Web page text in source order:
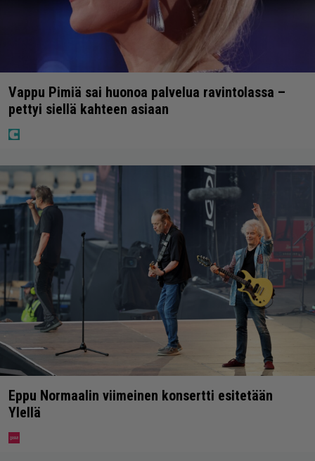
Vappu Pimiä sai huonoa palvelua ravintolassa –
pettyi siellä kahteen asiaan
Eppu Normaalin viimeinen konsertti esitetään
Ylellä